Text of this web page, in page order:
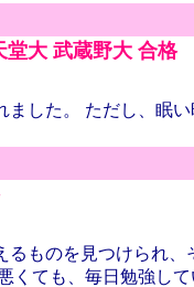
堂大 武蔵野大 合格
ました。 ただし、眠
るものを見つけられ、
くても、毎日勉強し